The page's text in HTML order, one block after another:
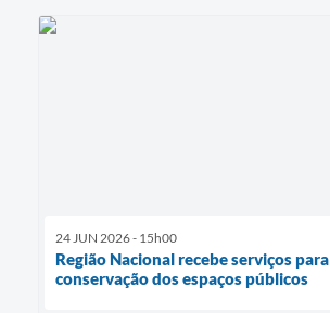
24 JUN 2026 - 15h00
Região Nacional recebe serviços para
conservação dos espaços públicos